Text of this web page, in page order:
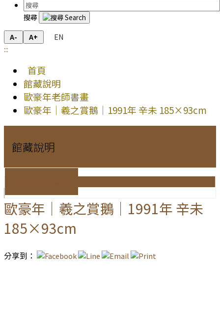
搜尋
A- A+
EN
:::
首頁
館藏說明
歐豪年老師書畫
歐豪年｜羲之賞鵝｜1991年 辛未 185×93cm
館藏說明
歐豪年｜羲之賞鵝｜1991年 辛未
185×93cm
分享到：